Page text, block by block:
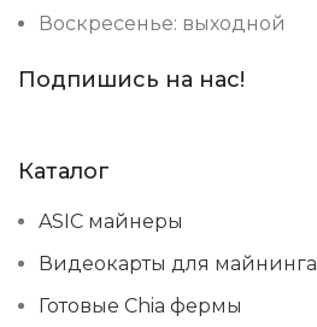
Воскресенье: выходной
Подпишись на нас!
Каталог
ASIC майнеры
Видеокарты для майнинга
Готовые Chia фермы